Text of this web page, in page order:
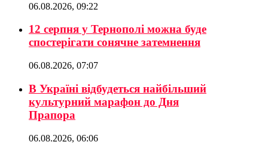
06.08.2026, 09:22
12 серпня у Тернополі можна буде
спостерігати сонячне затемнення
06.08.2026, 07:07
В Україні відбудеться найбільший
культурний марафон до Дня
Прапора
06.08.2026, 06:06